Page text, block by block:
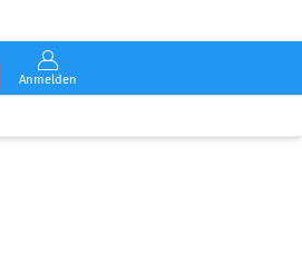
Anmelden